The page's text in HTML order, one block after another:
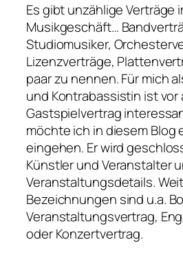
Es gibt unzählige Verträge
Musikgeschäft…
Studiomusiker,
Lizenzverträge,
paar zu nennen. Für mich
und Kontrabassistin ist vor
Gastspielvertrag
möchte ich in diesem Blog
eingehen. Er wird
Künstler und Veranstalter
Veranstaltungsdetails.
Bezeichnungen sind u.a.
Veranstaltungsvertrag,
oder Konzertvertrag.